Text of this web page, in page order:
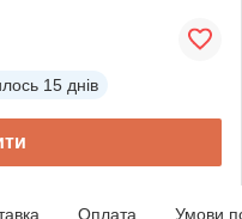
15 днів
Оплата Умови